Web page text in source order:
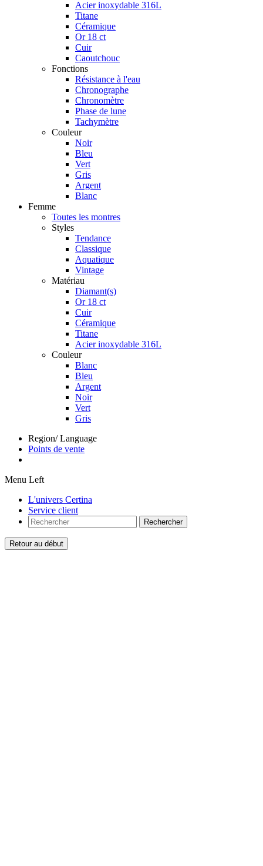
Acier inoxydable 316L
Titane
Céramique
Or 18 ct
Cuir
Caoutchouc
Fonctions
Résistance à l'eau
Chronographe
Chronomètre
Phase de lune
Tachymètre
Couleur
Noir
Bleu
Vert
Gris
Argent
Blanc
Femme
Toutes les montres
Styles
Tendance
Classique
Aquatique
Vintage
Matériau
Diamant(s)
Or 18 ct
Cuir
Céramique
Titane
Acier inoxydable 316L
Couleur
Blanc
Bleu
Argent
Noir
Vert
Gris
Region/ Language
Points de vente
Menu Left
L'univers Certina
Service client
Rechercher
Retour au début